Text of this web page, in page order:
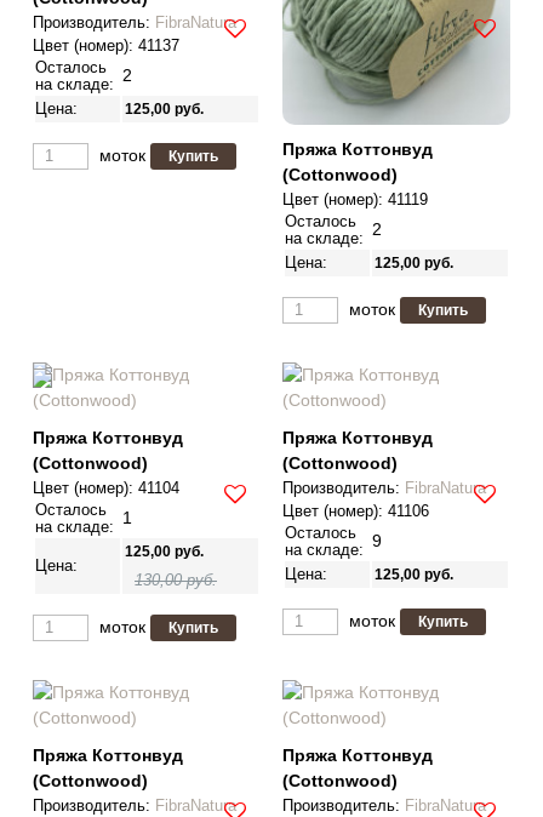
Производитель: FibraNatura
Цвет (номер): 41137
Осталось
на складе: 2
Цена: 125,00 руб.
моток
Пряжа Коттонвуд
(Cottonwood)
Цвет (номер): 41119
Осталось
на складе: 2
Цена: 125,00 руб.
моток
Пряжа Коттонвуд
(Cottonwood)
Цвет (номер): 41104
Осталось
на складе: 1
Цена:
125,00 руб.
130,00 руб.
моток
Пряжа Коттонвуд
(Cottonwood)
Производитель: FibraNatura
Цвет (номер): 41106
Осталось
на складе: 9
Цена: 125,00 руб.
моток
Пряжа Коттонвуд
(Cottonwood)
Производитель: FibraNatura
Пряжа Коттонвуд
(Cottonwood)
Производитель: FibraNatura